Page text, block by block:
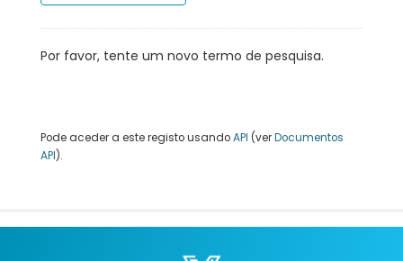
Por favor, tente um novo termo de pesquisa.
Pode aceder a este registo usandoAPI (verDocumentos
API).